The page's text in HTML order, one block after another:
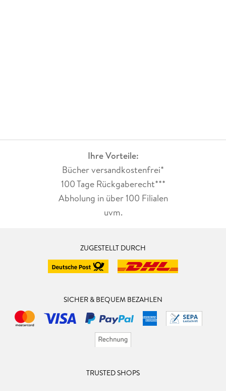
Ihre Vorteile:
Bücher versandkostenfrei*
100 Tage Rückgaberecht***
Abholung in über 100 Filialen
uvm.
ZUGESTELLT DURCH
SICHER & BEQUEM BEZAHLEN
TRUSTED SHOPS